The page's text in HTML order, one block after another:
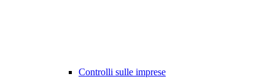
Controlli sulle imprese